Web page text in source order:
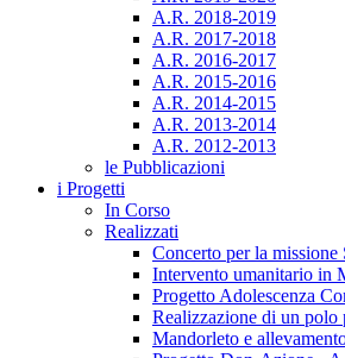
A.R. 2018-2019
A.R. 2017-2018
A.R. 2016-2017
A.R. 2015-2016
A.R. 2014-2015
A.R. 2013-2014
A.R. 2012-2013
le Pubblicazioni
i Progetti
In Corso
Realizzati
Concerto per la
Intervento umanitario in
Progetto Adolescenza
Realizzazione di un
Mandorleto e